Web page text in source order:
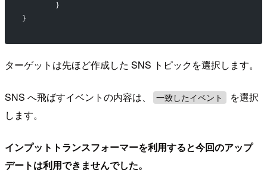
	}
}
ターゲットは先ほど作成した SNS トピックを選択します。
SNS へ飛ばすイベントの内容は、 一致したイベント
を選択
します。
インプットトランスフォーマーを利用すると今回のアップ
デートは利用できませんでした。